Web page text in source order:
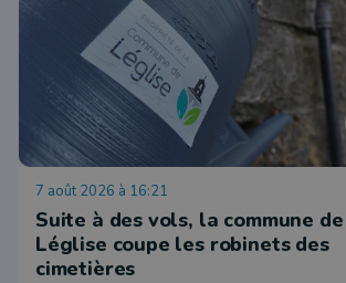
7 août 2026 à 16:21
Suite à des vols, la commune de
Léglise coupe les robinets des
cimetières